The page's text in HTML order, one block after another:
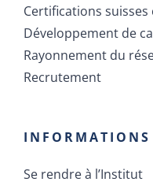
Formation continue
Certifications suisses
Développement de
Rayonnement du